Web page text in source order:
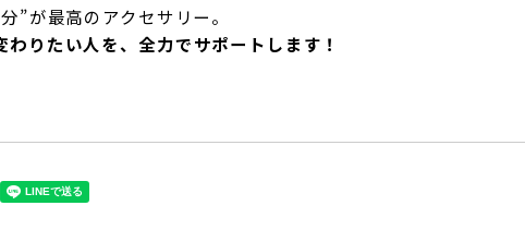
”が最高のアクセサリー。
わりたい人を、全力でサポートします！